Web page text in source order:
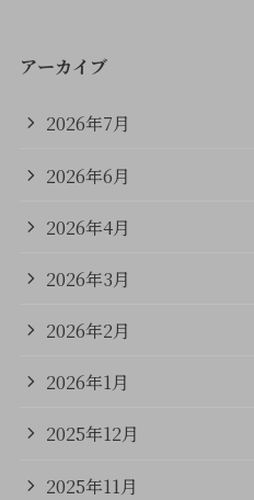
アーカイブ
2026年7月
2026年6月
2026年4月
2026年3月
2026年2月
2026年1月
2025年12月
2025年11月